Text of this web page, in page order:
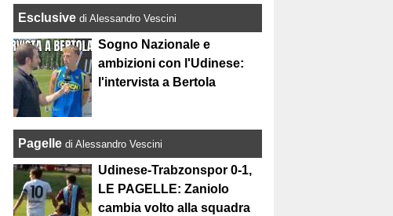
Esclusive di Alessandro Vescini
Sogno Nazionale e
ambizioni con l'Udinese:
l'intervista a Bertola
Pagelle di Alessandro Vescini
Udinese-Trabzonspor 0-1,
LE PAGELLE: Zaniolo
cambia volto alla squadra